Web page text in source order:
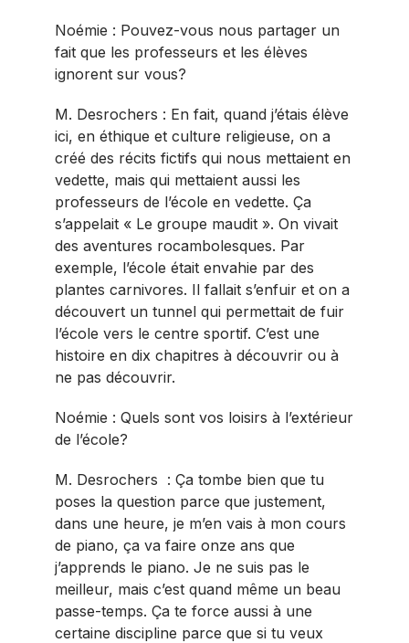
Noémie : Pouvez-vous nous partager un
fait que les professeurs et les élèves
ignorent sur vous?
M. Desrochers : En fait, quand j’étais élève
ici, en éthique et culture religieuse, on a
créé des récits fictifs qui nous mettaient en
vedette, mais qui mettaient aussi les
professeurs de l’école en vedette. Ça
s’appelait « Le groupe maudit ». On vivait
des aventures rocambolesques. Par
exemple, l’école était envahie par des
plantes carnivores. Il fallait s’enfuir et on a
découvert un tunnel qui permettait de fuir
l’école vers le centre sportif. C’est une
histoire en dix chapitres à découvrir ou à
ne pas découvrir.
Noémie : Quels sont vos loisirs à l’extérieur
de l’école?
M. Desrochers : Ça tombe bien que tu
poses la question parce que justement,
dans une heure, je m’en vais à mon cours
de piano, ça va faire onze ans que
j’apprends le piano. Je ne suis pas le
meilleur, mais c’est quand même un beau
passe-temps. Ça te force aussi à une
certaine discipline parce que si tu veux